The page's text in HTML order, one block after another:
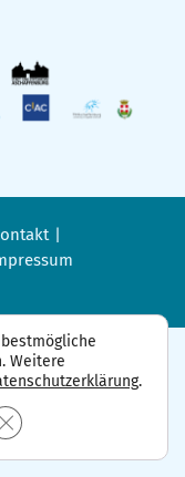
Weitere
.
GDPR Cookie-Banner